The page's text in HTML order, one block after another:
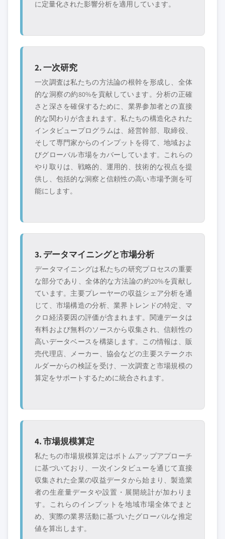
域・国内限定のリ
ーダー企業
やチャネルパート
ナー
新興の破壊的企
業、スタートアッ
プ、または隣接業
界からの参入者
ドユースに特化し
たニッチプレイヤ
ー
無料カスタマイズ - レポート価値の最大
20%
特定のデータが必要ですか？カスタマイ
ズをリクエストして、正確な要件に合わ
せた洞察を入手してください。
カスタマイズを依頼する →
に定量化された影響分析を適用しています。
2. 一次研究
一次調査は私たちの方法論の根幹を形成し、全体
的な洞察の約80%を貢献しています。分析の正確
さと深さを確保するために、業界参加者との直接
的な関わりが含まれます。私たちの構造化された
インタビュープログラムは、経営幹部、取締役、
そして専門家からのインプットを得て、地域およ
びグローバル市場をカバーしています。これらの
やり取りは、戦略的、運用的、技術的な視点を提
供し、包括的な洞察と信頼性の高い市場予測を可
能にします。
3. データマイニングと市場分析
データマイニングは私たちの研究プロセスの重要
な部分であり、全体的な方法論の約20%を貢献し
ています。主要プレーヤーの収益シェア分析を通
じて、市場構造の分析、業界トレンドの特定、マ
クロ経済要因の評価が含まれます。関連データは
有料および無料のソースから収集され、信頼性の
高いデータベースを構築します。この情報は、販
売代理店、メーカー、協会などの主要ステークホ
ルダーからの検証を受け、一次調査と市場規模の
算定をサポートするために統合されます。
4. 市場規模算定
私たちの市場規模算定はボトムアップアプローチ
に基づいており、一次インタビューを通じて直接
収集された企業の収益データから始まり、製造業
者の生産量データや設置・展開統計が加わりま
す。これらのインプットを地域市場全体でまと
め、実際の業界活動に基づいたグローバルな推定
値を算出します。